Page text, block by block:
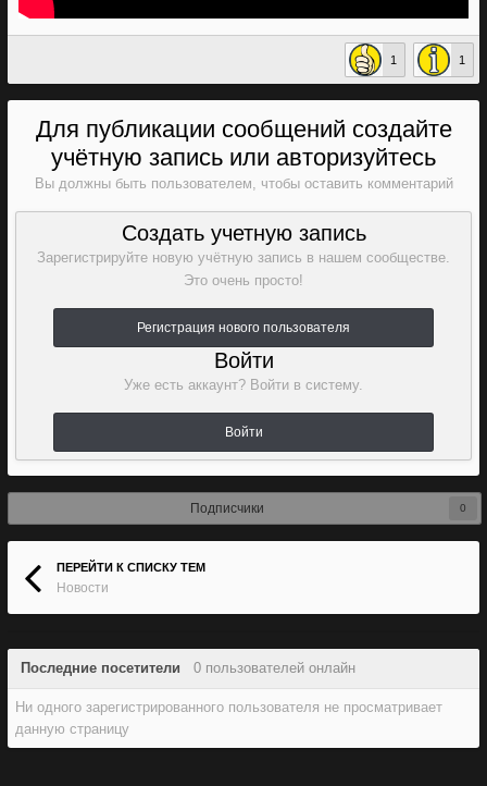
1 1
Для публикации сообщений создайте
учётную запись или авторизуйтесь
Вы должны быть пользователем, чтобы оставить комментарий
Создать учетную запись
Зарегистрируйте новую учётную запись в нашем сообществе.
Это очень просто!
Регистрация нового пользователя
Войти
Уже есть аккаунт? Войти в систему.
Войти
Подписчики 0
ПЕРЕЙТИ К СПИСКУ ТЕМ
Новости
Последние посетители 0 пользователей онлайн
Ни одного зарегистрированного пользователя не просматривает
данную страницу